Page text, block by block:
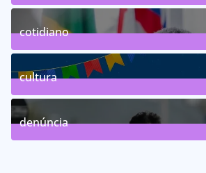
75Posts
cotidiano
46Posts
cultura
63Posts
denúncia